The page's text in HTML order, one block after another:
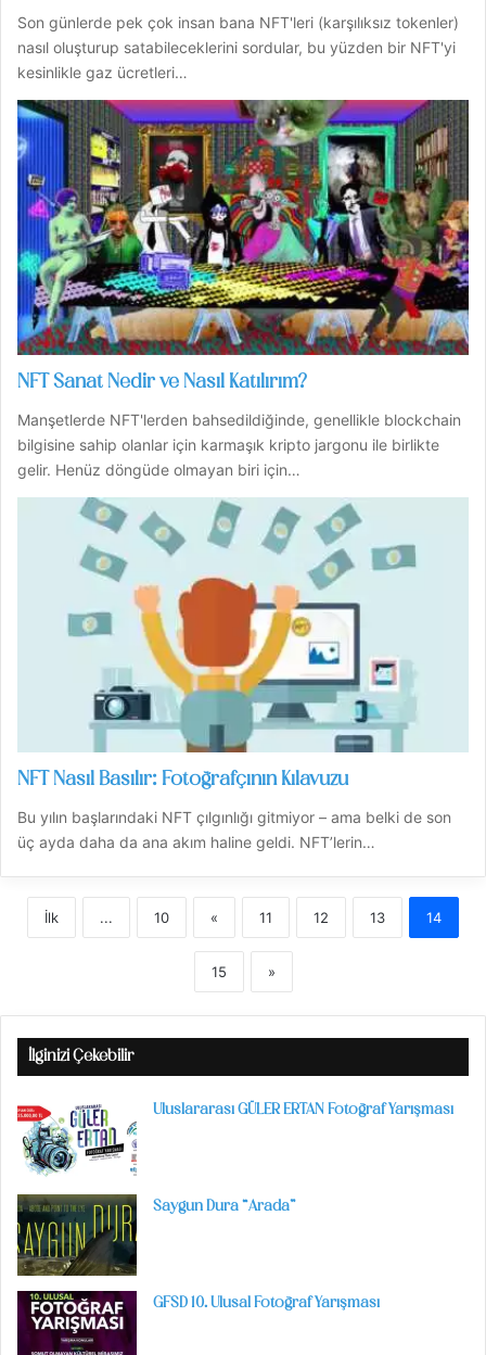
Son günlerde pek çok insan bana NFT'leri (karşılıksız tokenler)
nasıl oluşturup satabileceklerini sordular, bu yüzden bir NFT'yi
kesinlikle gaz ücretleri…
NFT Sanat Nedir ve Nasıl Katılırım?
Manşetlerde NFT'lerden bahsedildiğinde, genellikle blockchain
bilgisine sahip olanlar için karmaşık kripto jargonu ile birlikte
gelir. Henüz döngüde olmayan biri için…
NFT Nasıl Basılır: Fotoğrafçının Kılavuzu
Bu yılın başlarındaki NFT çılgınlığı gitmiyor – ama belki de son
üç ayda daha da ana akım haline geldi. NFT’lerin…
İlk ... 10 « 11 12 13 14
15 »
İlginizi Çekebilir
Uluslararası GÜLER ERTAN Fotoğraf Yarışması
Saygun Dura “Arada”
GFSD 10. Ulusal Fotoğraf Yarışması